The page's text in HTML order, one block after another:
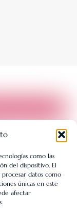
como las
del dispositivo. El
datos como
únicas en este
afectar
sido beneficiaria
de la
ha puesto en
reforzar la